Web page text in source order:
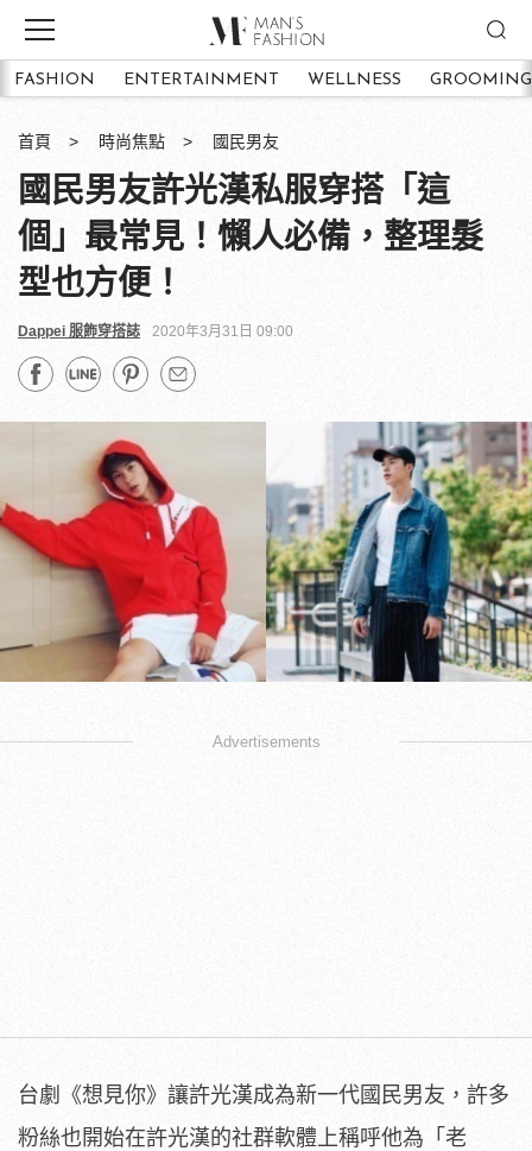
FASHION ENTERTAINMENT WELLNESS GROOMING
首頁 時尚焦點 國民男友
國民男友許光漢私服穿搭「這
個」最常見！懶人必備，整理髮
型也方便！
Dappei 服飾穿搭誌 2020年3月31日 09:00
Advertisements
台劇《想見你》讓許光漢成為新一代國民男友，許多
粉絲也開始在許光漢的社群軟體上稱呼他為「老